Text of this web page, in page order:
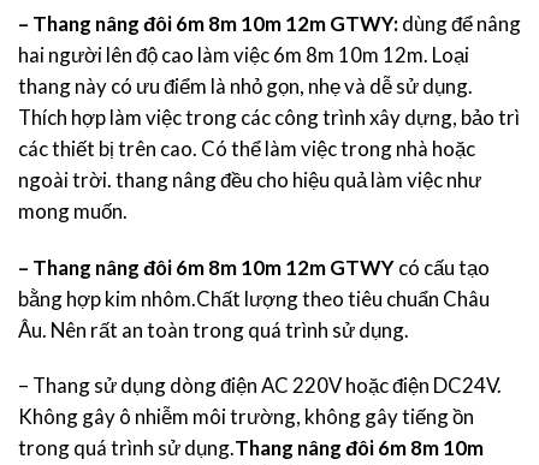
– Thang nâng đôi 6m 8m 10m 12m GTWY:dùng để nâng
hai người lên độ cao làm việc 6m 8m 10m 12m. Loại
thang này có ưu điểm là nhỏ gọn, nhẹ và dễ sử dụng.
Thích hợp làm việc trong các công trình xây dựng, bảo trì
các thiết bị trên cao. Có thể làm việc trong nhà hoặc
ngoài trời. thang nâng đều cho hiệu quả làm việc như
mong muốn.
– Thang nâng đôi 6m 8m 10m 12m GTWYcó cấu tạo
bằng hợp kim nhôm.Chất lượng theo tiêu chuẩn Châu
Âu. Nên rất an toàn trong quá trình sử dụng.
– Thang sử dụng dòng điện AC 220V hoặc điện DC24V.
Không gây ô nhiễm môi trường, không gây tiếng ồn
trong quá trình sử dụng.Thang nâng đôi 6m 8m 10m